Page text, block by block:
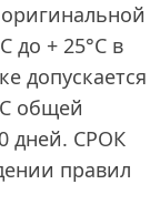
до + 25°С в
допускается
общей
дней. СРОК
правил